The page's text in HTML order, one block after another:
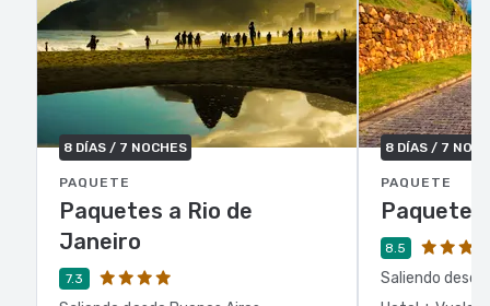
8 DÍAS / 7 NOCHES
PAQUETE
Paquetes a Rio de
Janeiro
7.3
8 DÍAS / 7
PAQUETE
Paquetes
8.5
Saliendo